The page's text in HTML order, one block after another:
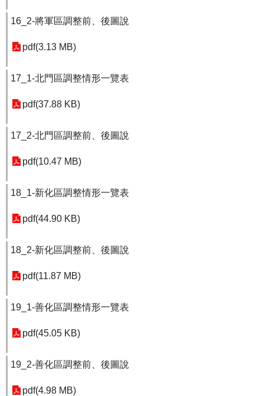
16_2-將軍區調整前、後圖說
pdf(3.13 MB)
17_1-北門區調整情形一覽表
pdf(37.88 KB)
17_2-北門區調整前、後圖說
pdf(10.47 MB)
18_1-新化區調整情形一覽表
pdf(44.90 KB)
18_2-新化區調整前、後圖說
pdf(11.87 MB)
19_1-善化區調整情形一覽表
pdf(45.05 KB)
19_2-善化區調整前、後圖說
pdf(4.98 MB)